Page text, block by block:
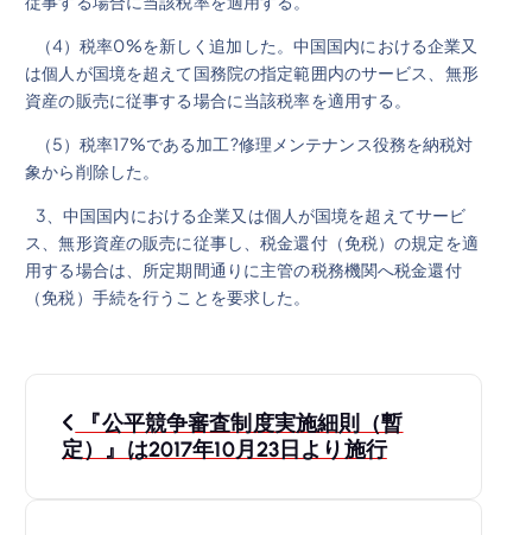
（4）税率0%を新しく追加した。中国国内における企業又
は個人が国境を超えて国務院の指定範囲内のサービス、無形
資産の販売に従事する場合に当該税率を適用する。
（5）税率17%である加工?修理メンテナンス役務を納税対
象から削除した。
3、中国国内における企業又は個人が国境を超えてサービ
ス、無形資産の販売に従事し、税金還付（免税）の規定を適
用する場合は、所定期間通りに主管の税務機関へ税金還付
（免税）手続を行うことを要求した。
投
稿
『公平競争審査制度実施細則（暫
定）』は2017年10月23日より施行